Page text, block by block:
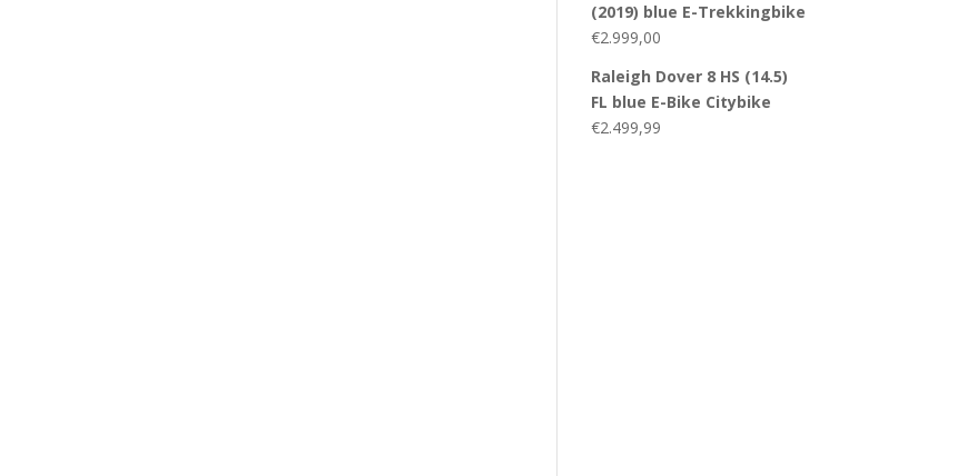
(2019) blue E-Trekkingbike
€2.999,00
Raleigh Dover 8 HS (14.5)
FL blue E-Bike Citybike
€2.499,99